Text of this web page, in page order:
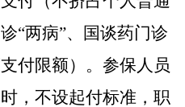
“两病”、国谈药门诊
付限额）。参保人员
，不设起付标准，职